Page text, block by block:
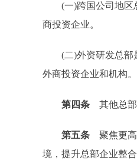
(一)跨国公司地区总
商投资企业。
(二)外资研发总部是
外商投资企业和机构。
第四条 其他总
第五条 聚焦更
境，提升总部企业整